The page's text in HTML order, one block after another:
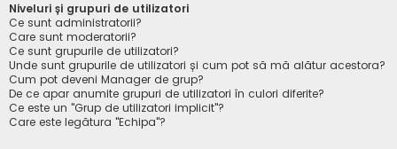
Niveluri și grupuri de utilizatori
Ce sunt administratorii?
Care sunt moderatorii?
Ce sunt grupurile de utilizatori?
Unde sunt grupurile de utilizatori și cum pot să mă alătur acestora?
Cum pot deveni Manager de grup?
De ce apar anumite grupuri de utilizatori în culori diferite?
Ce este un "Grup de utilizatori implicit"?
Care este legătura "Echipa"?